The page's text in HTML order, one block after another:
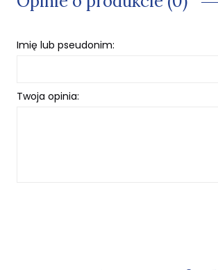
Imię lub pseudonim:
Twoja opinia: